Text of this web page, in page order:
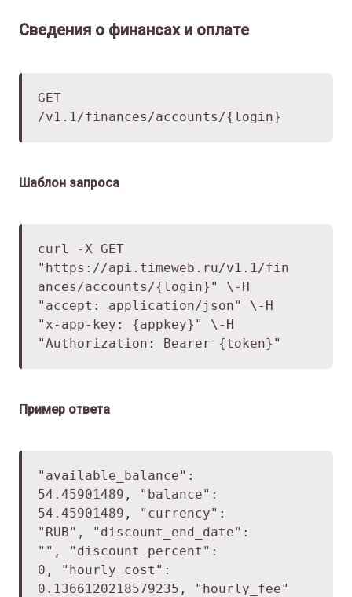
Сведения о финансах и оплате
GET
/v1.1/finances/accounts/{login}
Шаблон запроса
curl -X GET
" https://api.timeweb.ru/v1.1/fin
ances/accounts/{login}" \ -H
"accept: application/json" \ -H
"x-app-key: {appkey}" \ -H
"Authorization: Bearer {token}"
Пример ответа
"available_balance":
54.45901489,
"balance":
54.45901489,
"currency":
"RUB",
"discount_end_date":
"",
"discount_percent":
0,
"hourly_cost":
0.1366120218579235,
"hourly_fee"